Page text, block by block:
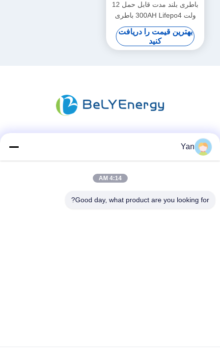
باطری بلند مدت قابل حمل 12
ولت 300AH Lifepo4 باطری
جدید درجه A سلول های چرخه
طولانی
بهترین قیمت را دریافت
کنید
Yan
4:14 AM
Good day, what product are you looking for?